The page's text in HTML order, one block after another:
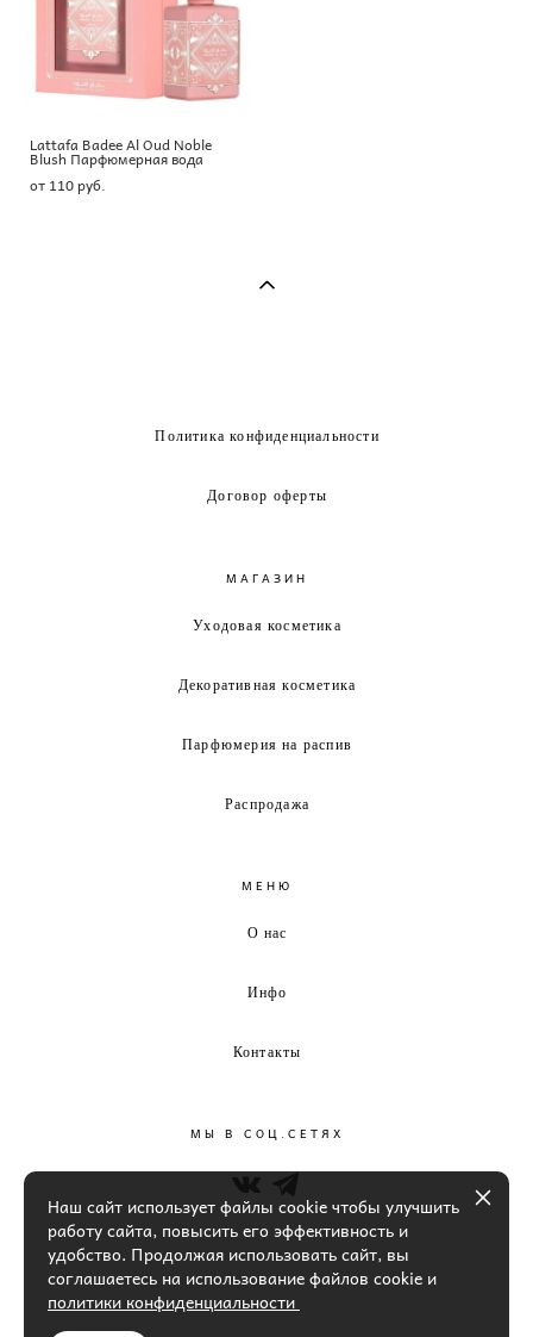
Lattafa Badee Al Oud Noble
Blush Парфюмерная вода
от 110 pуб.
Политика конфиденциальности
Договор оферты
МАГАЗИН
Уходовая косметика
Декоративная косметика
Парфюмерия на распив
Распродажа
МЕНЮ
О нас
Инфо
Контакты
МЫ В СОЦ.СЕТЯХ
Наш сайт использует файлы cookie чтобы улучшить
работу сайта, повысить его эффективность и
удобство. Продолжая использовать сайт, вы
соглашаетесь на использование файлов cookie и
политики конфиденциальности